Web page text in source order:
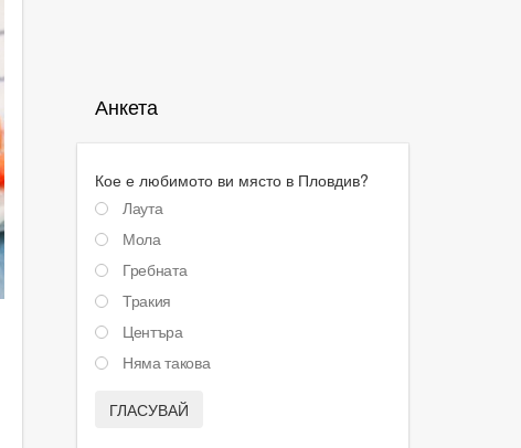
Анкета
Кое е любимото ви място в Пловдив?
Лаута
Мола
Гребната
Тракия
Центъра
Няма такова
ГЛАСУВАЙ